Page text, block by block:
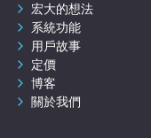
宏大的想法
系統功能
用戶故事
定價
博客
關於我們